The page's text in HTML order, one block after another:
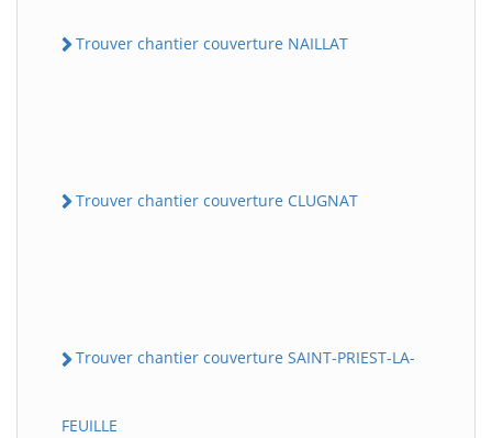
Trouver chantier couverture NAILLAT
Trouver chantier couverture CLUGNAT
Trouver chantier couverture SAINT-PRIEST-LA-
FEUILLE